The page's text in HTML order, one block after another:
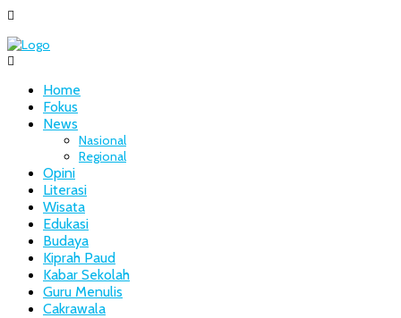
Home
Fokus
News
Nasional
Regional
Opini
Literasi
Wisata
Edukasi
Budaya
Kiprah Paud
Kabar Sekolah
Guru Menulis
Cakrawala